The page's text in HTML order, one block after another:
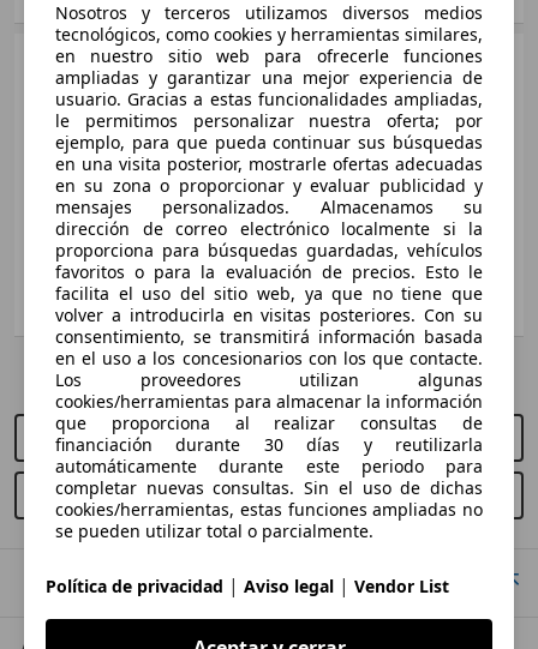
3 mostrar más variantes
Ø 11.4 l/100km
XJ 5.0 SWB Premium Luxury Aut.
283 KW (385 PS)
Ø 11.4 l/100km
XJ 3.0D SWB Luxury Aut.
202 KW (275 PS)
Ø 7.0 l/100km
XJ 3.0D SWB Portfolio Aut.
202 KW (275 PS)
Ø 7.0 l/100km
XJ 3.0D SWB Premium Luxury Aut.
202 KW (275 PS)
Ø 7.0 l/100km
Sedán
Gasolina
Super V8 L Aut.
291 KW (395 PS)
Ø 12.1 l/100km
2003 - 2007
Jaguar XJ
Medidas
(L/A/A):
desde 5090 x 1860 x 1448 mm
Potencia:
294 KW (400 PS)
Puertas:
4
Asientos:
5
Mostrar variantes
Sedán
Gasolina
Super V8 Aut.
294 KW (400 PS)
Super V8 L Aut.
AutoScout24 S.A.U no se hace responsable de la exactitud de la
información.
Comprar nuevo
Comprar usado
Ir arriba
Nosotros y terceros utilizamos diversos medios
tecnológicos, como cookies y herramientas similares,
en nuestro sitio web para ofrecerle funciones
ampliadas y garantizar una mejor experiencia de
usuario. Gracias a estas funcionalidades ampliadas,
le permitimos personalizar nuestra oferta; por
ejemplo, para que pueda continuar sus búsquedas
en una visita posterior, mostrarle ofertas adecuadas
en su zona o proporcionar y evaluar publicidad y
mensajes personalizados. Almacenamos su
dirección de correo electrónico localmente si la
proporciona para búsquedas guardadas, vehículos
favoritos o para la evaluación de precios. Esto le
facilita el uso del sitio web, ya que no tiene que
volver a introducirla en visitas posteriores. Con su
consentimiento, se transmitirá información basada
en el uso a los concesionarios con los que contacte.
Los proveedores utilizan algunas
cookies/herramientas para almacenar la información
que proporciona al realizar consultas de
financiación durante 30 días y reutilizarla
automáticamente durante este periodo para
completar nuevas consultas. Sin el uso de dichas
cookies/herramientas, estas funciones ampliadas no
se pueden utilizar total o parcialmente.
Política de privacidad | Aviso legal | Vendor List